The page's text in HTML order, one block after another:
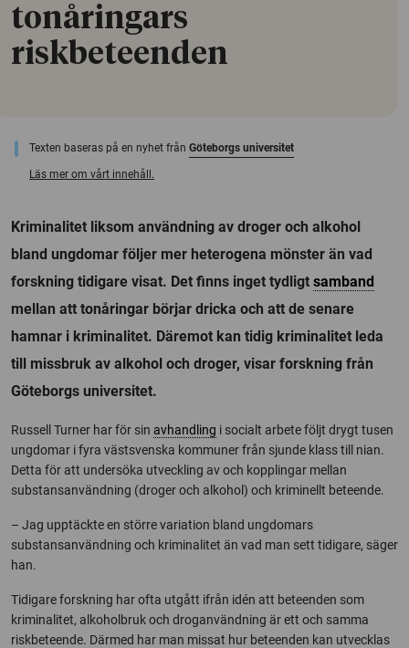
tonåringars
riskbeteenden
Texten baseras på en nyhet från Göteborgs universitet
Läs mer om vårt innehåll.
Kriminalitet liksom användning av droger och alkohol
bland ungdomar följer mer heterogena mönster än vad
forskning tidigare visat. Det finns inget tydligt samband
mellan att tonåringar börjar dricka och att de senare
hamnar i kriminalitet. Däremot kan tidig kriminalitet leda
till missbruk av alkohol och droger, visar forskning från
Göteborgs universitet.
Russell Turner har för sin avhandling i socialt arbete följt drygt tusen
ungdomar i fyra västsvenska kommuner från sjunde klass till nian.
Detta för att undersöka utveckling av och kopplingar mellan
substansanvändning (droger och alkohol) och kriminellt beteende.
– Jag upptäckte en större variation bland ungdomars
substansanvändning och kriminalitet än vad man sett tidigare, säger
han.
Tidigare forskning har ofta utgått ifrån idén att beteenden som
kriminalitet, alkoholbruk och droganvändning är ett och samma
riskbeteende. Därmed har man missat hur beteenden kan utvecklas